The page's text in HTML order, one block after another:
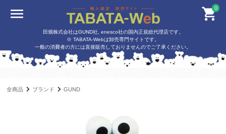
0
田畑株式会社はGUND社, enesco社の国内正規総代理店です。
※ TABATA-Webは卸売専門サイトです。
一般の消費者の方には直接販売しておりませんのでご了承ください。
全商品 ブランド GUND